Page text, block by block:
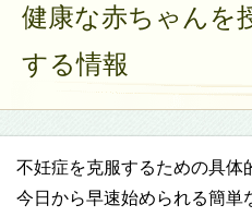
健康な赤ちゃんを
する情報
不妊症を克服するための具体
今日から早速始められる簡単